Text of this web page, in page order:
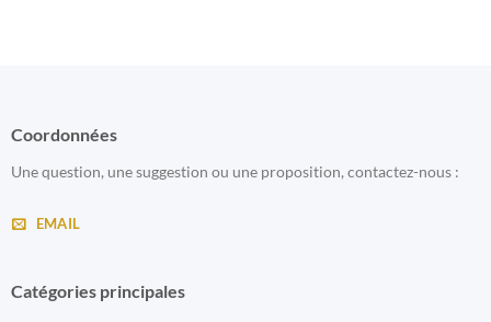
Coordonnées
Une question, une suggestion ou une proposition, contactez-nous :
EMAIL
Catégories principales